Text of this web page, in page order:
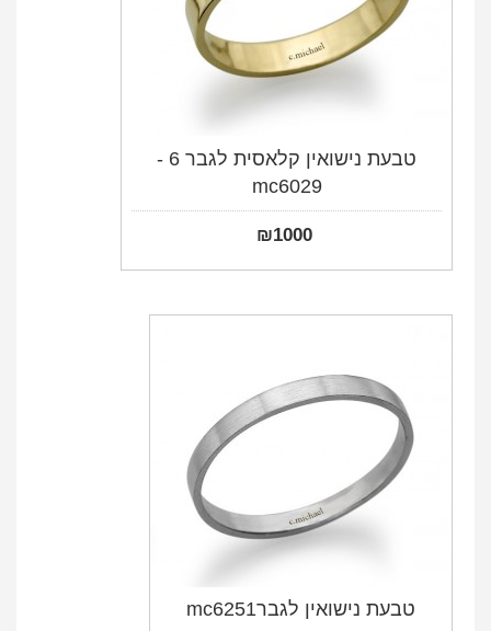
טבעת נישואין קלאסית לגבר 6 -
mc6029
₪1000
טבעת נישואין לגברmc6251